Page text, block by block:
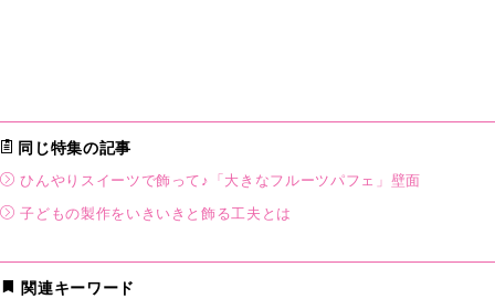
同じ特集の記事
ひんやりスイーツで飾って♪「大きなフルーツパフェ」壁面
子どもの製作をいきいきと飾る工夫とは
関連キーワード